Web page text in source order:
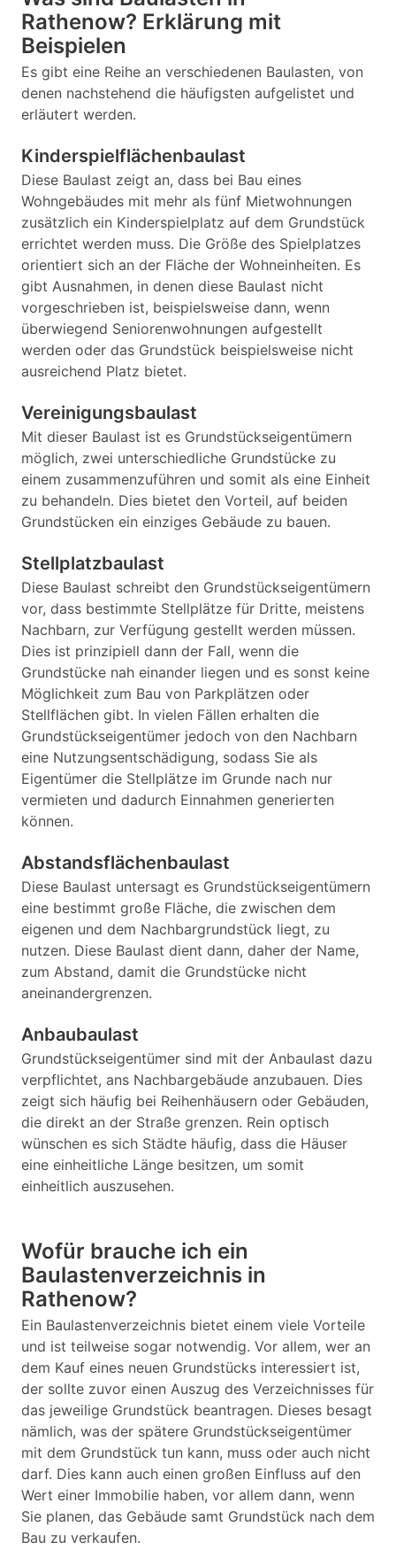
Rathenow? Erklärung mit
Beispielen
Es gibt eine Reihe an verschiedenen Baulasten, von
denen nachstehend die häufigsten aufgelistet und
erläutert werden.
Kinderspielflächenbaulast
Diese Baulast zeigt an, dass bei Bau eines
Wohngebäudes mit mehr als fünf Mietwohnungen
zusätzlich ein Kinderspielplatz auf dem Grundstück
errichtet werden muss. Die Größe des Spielplatzes
orientiert sich an der Fläche der Wohneinheiten. Es
gibt Ausnahmen, in denen diese Baulast nicht
vorgeschrieben ist, beispielsweise dann, wenn
überwiegend Seniorenwohnungen aufgestellt
werden oder das Grundstück beispielsweise nicht
ausreichend Platz bietet.
Vereinigungsbaulast
Mit dieser Baulast ist es Grundstückseigentümern
möglich, zwei unterschiedliche Grundstücke zu
einem zusammenzuführen und somit als eine Einheit
zu behandeln. Dies bietet den Vorteil, auf beiden
Grundstücken ein einziges Gebäude zu bauen.
Stellplatzbaulast
Diese Baulast schreibt den Grundstückseigentümern
vor, dass bestimmte Stellplätze für Dritte, meistens
Nachbarn, zur Verfügung gestellt werden müssen.
Dies ist prinzipiell dann der Fall, wenn die
Grundstücke nah einander liegen und es sonst keine
Möglichkeit zum Bau von Parkplätzen oder
Stellflächen gibt. In vielen Fällen erhalten die
Grundstückseigentümer jedoch von den Nachbarn
eine Nutzungsentschädigung, sodass Sie als
Eigentümer die Stellplätze im Grunde nach nur
vermieten und dadurch Einnahmen generierten
können.
Abstandsflächenbaulast
Diese Baulast untersagt es Grundstückseigentümern
eine bestimmt große Fläche, die zwischen dem
eigenen und dem Nachbargrundstück liegt, zu
nutzen. Diese Baulast dient dann, daher der Name,
zum Abstand, damit die Grundstücke nicht
aneinandergrenzen.
Anbaubaulast
Grundstückseigentümer sind mit der Anbaulast dazu
verpflichtet, ans Nachbargebäude anzubauen. Dies
zeigt sich häufig bei Reihenhäusern oder Gebäuden,
die direkt an der Straße grenzen. Rein optisch
wünschen es sich Städte häufig, dass die Häuser
eine einheitliche Länge besitzen, um somit
einheitlich auszusehen.
Wofür brauche ich ein
Baulastenverzeichnis in
Rathenow?
Ein Baulastenverzeichnis bietet einem viele Vorteile
und ist teilweise sogar notwendig. Vor allem, wer an
dem Kauf eines neuen Grundstücks interessiert ist,
der sollte zuvor einen Auszug des Verzeichnisses für
das jeweilige Grundstück beantragen. Dieses besagt
nämlich, was der spätere Grundstückseigentümer
mit dem Grundstück tun kann, muss oder auch nicht
darf. Dies kann auch einen großen Einfluss auf den
Wert einer Immobilie haben, vor allem dann, wenn
Sie planen, das Gebäude samt Grundstück nach dem
Bau zu verkaufen.